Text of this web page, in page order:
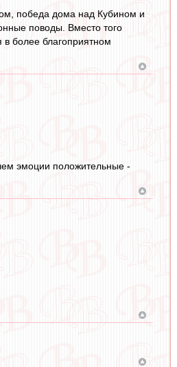
победа дома над Кубином и
поводы. Вместо того
в более благоприятном
эмоции положительные -